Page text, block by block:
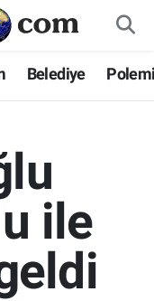
Belediye
ile